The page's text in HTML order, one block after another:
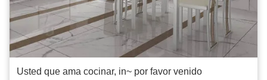
Usted que ama cocinar, in~ por favor venido